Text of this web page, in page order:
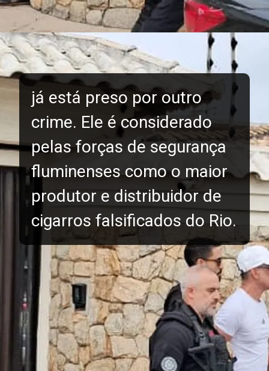
já está preso por outro
crime. Ele é considerado
pelas forças de segurança
fluminenses como o maior
produtor e distribuidor de
cigarros falsificados do Rio.